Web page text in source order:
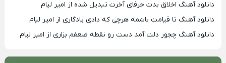
دانلود آهنگ اخلاق بدت حرفای آخرت تبدیل شده از امیر لیام
دانلود آهنگ تا قیامت باشمه هرچی که دادی یادگاری از امیر لیام
دانلود آهنگ چجور دلت آمد دست رو نقطه ضعفم بزاری از امیر لیام